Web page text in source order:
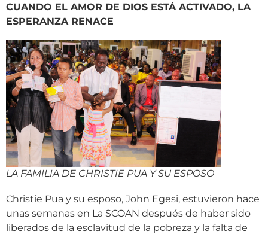
CUANDO EL AMOR DE DIOS ESTÁ ACTIVADO, LA
ESPERANZA RENACE
LA FAMILIA DE CHRISTIE PUA Y SU ESPOSO
Christie Pua y su esposo, John Egesi, estuvieron hace
unas semanas en La SCOAN después de haber sido
liberados de la esclavitud de la pobreza y la falta de